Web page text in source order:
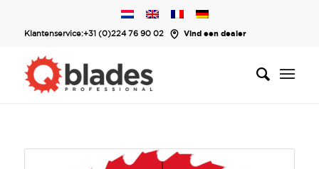
Klantenservice:+31 (0)224 76 90 02 Vind een dealer